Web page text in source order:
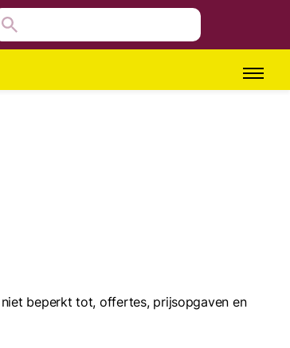
beperkt tot, offertes, prijsopgaven en